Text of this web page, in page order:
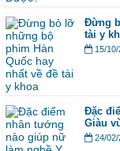
Đừng
tài y
15/
Đặc
Giàu
24/